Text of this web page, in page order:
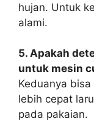
hujan. Untuk
alami.
5. Apakah
untuk mesin
Keduanya
lebih cepat
pada pakaian.